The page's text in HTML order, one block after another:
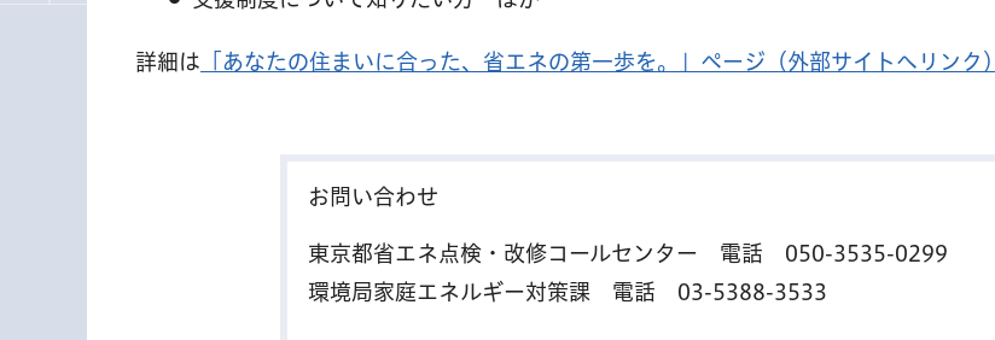
詳細は 「あなたの住まいに合った、省エネの第一歩を。」ページ（外部サイトへリンク）
お問い合わせ
東京都省エネ点検・改修コールセンター 電話 050-3535-0299
環境局家庭エネルギー対策課 電話 03-5388-3533